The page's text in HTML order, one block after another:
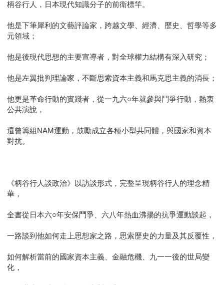
柄谷行人，日本現代知識分子的前衛標竿。
他是下筆犀利的文藝評論家，跨越文學、經濟、歷史、哲學等多
元領域；
他是後現代思想的主要宣導者，對全球權力結構有深入研究；
他是左翼批判理論家，不斷思索資本主義和馬克思主義的消長；
他更是革命行動的實踐者，從一九六○年就參與鬥爭行動，熱衷
公共演說，
還曾籌組NAM運動，鼓勵成立各種小型共同體，與國家和資本
對抗。
《柄谷行人談政治》以訪談形式，完整呈現柄谷行人的理念精
華，
全書從日本六○年安保鬥爭、六八年熱血沸揚的抗爭運動談起，
一路談到他如何走上思想家之路，思索歷史的力量及其反覆性，
如何解析當前的國家資本主義、金融危機、九一一後的世局變
化，